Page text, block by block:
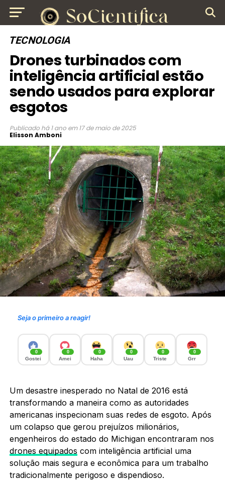
TECNOLOGIA
Drones turbinados com
inteligência artificial estão
sendo usados para explorar
esgotos
Publicado há 1 ano em 17 de maio de 2025
Elisson Amboni
Seja o primeiro a reagir!
0
Gostei
0
Amei
0
Haha
0
Uau
0
Triste
0
Grr
Um desastre inesperado no Natal de 2016 está
transformando a maneira como as autoridades
americanas inspecionam suas redes de esgoto. Após
um colapso que gerou prejuízos milionários,
engenheiros do estado do Michigan encontraram nos
drones equipados com inteligência artificial uma
solução mais segura e econômica para um trabalho
tradicionalmente perigoso e dispendioso.